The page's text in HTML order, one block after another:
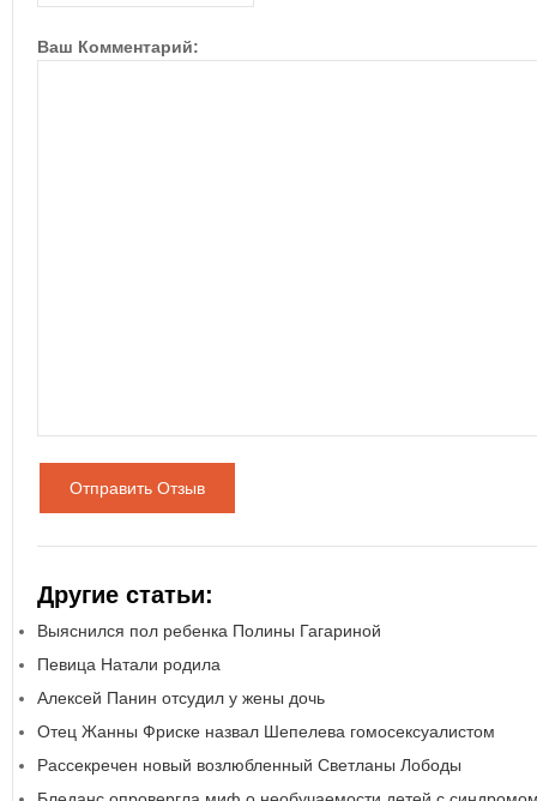
Ваш Комментарий:
Отправить Отзыв
Другие статьи:
Выяснился пол ребенка Полины Гагариной
Певица Натали родила
Алексей Панин отсудил у жены дочь
Отец Жанны Фриске назвал Шепелева гомосексуалистом
Рассекречен новый возлюбленный Светланы Лободы